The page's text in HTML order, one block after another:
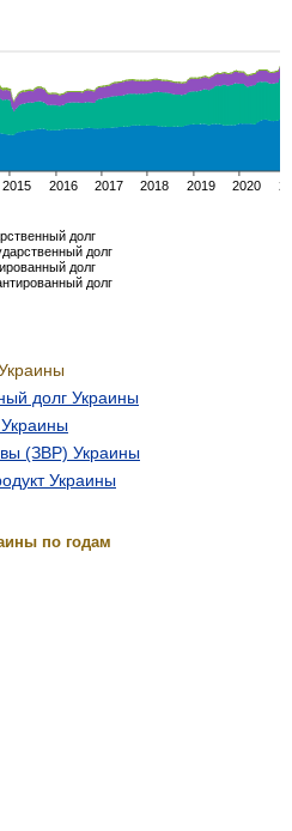
долг Украины
(ЗВР) Украины
Украины
по годам